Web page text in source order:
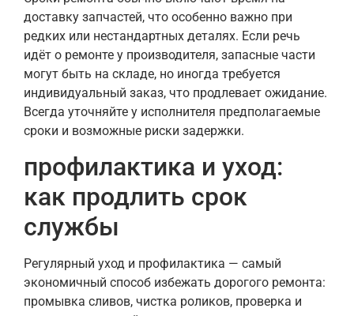
доставку запчастей, что особенно важно при
редких или нестандартных деталях. Если речь
идёт о ремонте у производителя, запасные части
могут быть на складе, но иногда требуется
индивидуальный заказ, что продлевает ожидание.
Всегда уточняйте у исполнителя предполагаемые
сроки и возможные риски задержки.
профилактика и уход:
как продлить срок
службы
Регулярный уход и профилактика — самый
экономичный способ избежать дорогого ремонта:
промывка сливов, чистка роликов, проверка и